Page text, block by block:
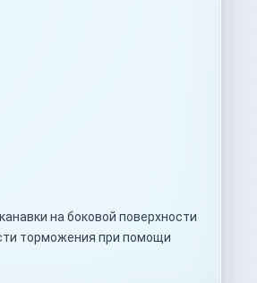
на боковой поверхности
торможения при помощи